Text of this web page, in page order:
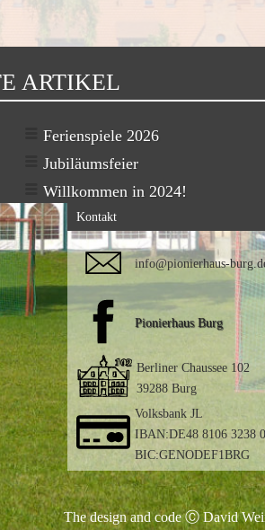
ARTIKEL
Ferienspiele 2026
Jubiläumsfeier
Willkommen in 2024!
Kontakt
info@pionierhaus-
Pionierhaus Burg
Berliner Chaussee 102
39288 Burg
Volksbank JL
IBAN:DE48 8106 3238
BIC:GENODEF1BRG
The design and code Ⓒ David